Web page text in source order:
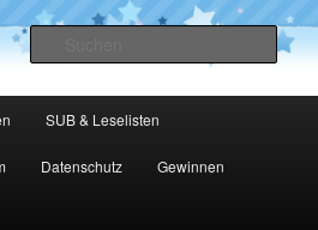
Blog
SUB & Leselisten
Datenschutz Gewinnen